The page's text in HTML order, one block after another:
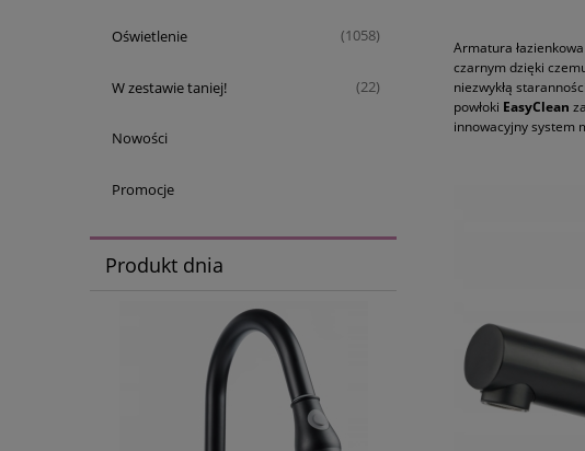
Oświetlenie (1058)
W zestawie taniej! (22)
Nowości
Promocje
Produkt dnia
Armatura
czarnym dzięki
niezwykłą
powłoki EasyClean
innowacyjny system